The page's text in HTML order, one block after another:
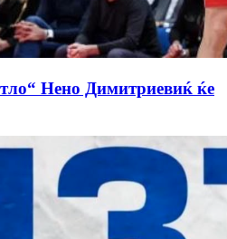
Нено Димитриевиќ ќе